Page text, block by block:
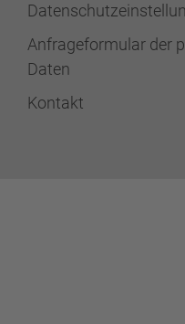
Anfrageformular der
Daten
Kontakt